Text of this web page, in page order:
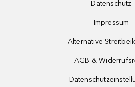
Datenschutz
Impressum
Alternative
AGB &